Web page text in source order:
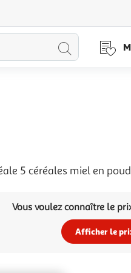
Lancer
5 céréales miel en
Vous voulez connaître le
Afficher le